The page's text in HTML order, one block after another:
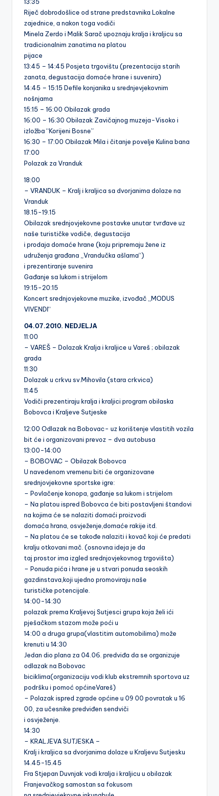
Riječ dobrodošlice od strane predstavnika Lokalne
zajednice, a nakon toga vodiči
Minela Zerdo i Malik Sarač upoznaju kralja i kraljicu sa
tradicionalnim zanatima na platou
pijace
13:45 – 14:45 Posjeta trgovištu (prezentacija starih
zanata, degustacija domaće hrane i suvenira)
14:45 – 15:15 Defile konjanika u srednjevjekovnim
nošnjama
15:15 – 16:00 Obilazak grada
16:00 – 16:30 Obilazak Zavičajnog muzeja-Visoko i
izložba “Korijeni Bosne”
16:30 – 17:00 Obilazak Mila i čitanje povelje Kulina bana
17:00
Polazak za Vranduk
18:00
– VRANDUK – Kralj i kraljica sa dvorjanima dolaze na
Vranduk
18.15-19.15
Obilazak srednjovjekovne postavke unutar tvrđave uz
naše turističke vodiče, degustacija
i prodaja domaće hrane (koju pripremaju žene iz
udruženja građana „Vrandučka ašlama“)
i prezentiranje suvenira
Gađanje sa lukom i strijelom
19:15-20:15
Koncert srednjovjekovne muzike, izvođač „MODUS
VIVENDI“
04.07.2010. NEDJELJA
11:00
– VAREŠ – Dolazak Kralja i kraljice u Vareš ; obilazak
grada
11:30
Dolazak u crkvu sv.Mihovila (stara crkvica)
11:45
Vodiči prezentiraju kralja i kraljici program obilaska
Bobovca i Kraljeve Sutjeske
12:00 Odlazak na Bobovac- uz korištenje vlastitih vozila
bit će i organizovani prevoz – dva autobusa
13:00-14:00
– BOBOVAC – Obilazak Bobovca
U navedenom vremenu biti će organizovane
srednjovjekovne sportske igre:
– Povlačenje konopa, gađanje sa lukom i strijelom
– Na platou ispred Bobovca će biti postavljeni štandovi
na kojima će se nalaziti domaći proizvodi
domaća hrana, osvježenje,domaće rakije itd.
– Na platou će se takođe nalaziti i kovač koji će predati
kralju otkovani mač. (osnovna ideja je da
taj prostor ima izgled srednjovjekovnog trgovišta)
– Ponuda pića i hrane je u stvari ponuda seoskih
gazdinstava,koji ujedno promoviraju naše
turističke potencijale.
14:00-14:30
polazak prema Kraljevoj Sutjesci grupa koja želi ići
pješačkom stazom može poći u
14:00 a druga grupa(vlastitim automobilima) može
krenuti u 14:30
Jedan dio plana za 04.06. predviđa da se organizuje
odlazak na Bobovac
biciklima(organizaciju vodi klub ekstremnih sportova uz
podršku i pomoć općineVareš)
– Polazak ispred zgrade općine u 09 00 povratak u 16
00, za učesnike predviđen sendviči
i osvježenje.
14:30
– KRALJEVA SUTJESKA –
Kralj i kraljica sa dvorjanima dolaze u Kraljevu Sutjesku
14.45-15.45
Fra Stjepan Duvnjak vodi kralja i kraljicu u obilazak
Franjevačkog samostan sa fokusom